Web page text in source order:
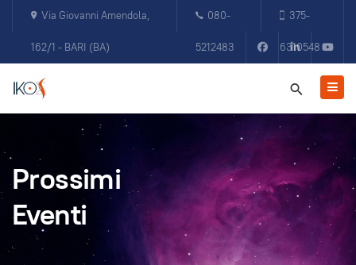
Via Giovanni Amendola,
162/1 - BARI (BA)
080-
5212483
375-
6310548
Prossimi
Eventi